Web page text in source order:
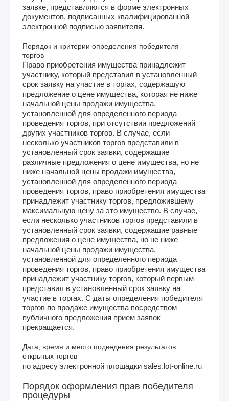
заявке, представляются в форме электронных
документов, подписанных квалифицированной
электронной подписью заявителя.
Порядок и критерии определения победителя
торгов
Право приобретения имущества принадлежит
участнику, который представил в установленный
срок заявку на участие в торгах, содержащую
предложение о цене имущества, которая не ниже
начальной цены продажи имущества,
установленной для определенного периода
проведения торгов, при отсутствии предложений
других участников торгов. В случае, если
несколько участников торгов представили в
установленный срок заявки, содержащие
различные предложения о цене имущества, но не
ниже начальной цены продажи имущества,
установленной для определенного периода
проведения торгов, право приобретения имущества
принадлежит участнику торгов, предложившему
максимальную цену за это имущество. В случае,
если несколько участников торгов представили в
установленный срок заявки, содержащие равные
предложения о цене имущества, но не ниже
начальной цены продажи имущества,
установленной для определенного периода
проведения торгов, право приобретения имущества
принадлежит участнику торгов, который первым
представил в установленный срок заявку на
участие в торгах. С даты определения победителя
торгов по продаже имущества посредством
публичного предложения прием заявок
прекращается.
Дата, время и место подведения результатов
открытых торгов
по адресу электронной площадки sales.lot-online.ru
Порядок оформления прав победителя
процедуры